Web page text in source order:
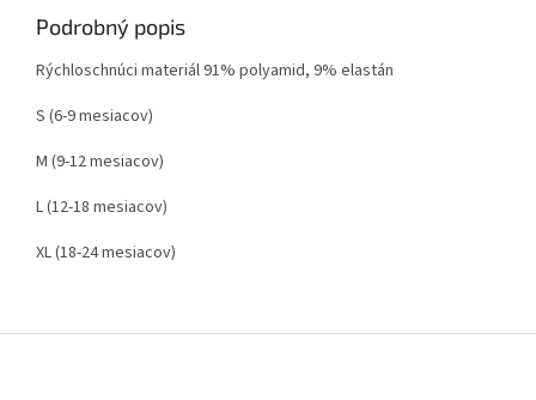
Podrobný popis
Rýchloschnúci materiál 91% polyamid, 9% elastán
S (6-9 mesiacov)
M (9-12 mesiacov)
L (12-18 mesiacov)
XL (18-24 mesiacov)